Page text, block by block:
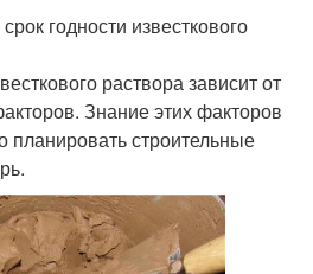
годности известкового
раствора зависит от
Знание этих факторов
строительные